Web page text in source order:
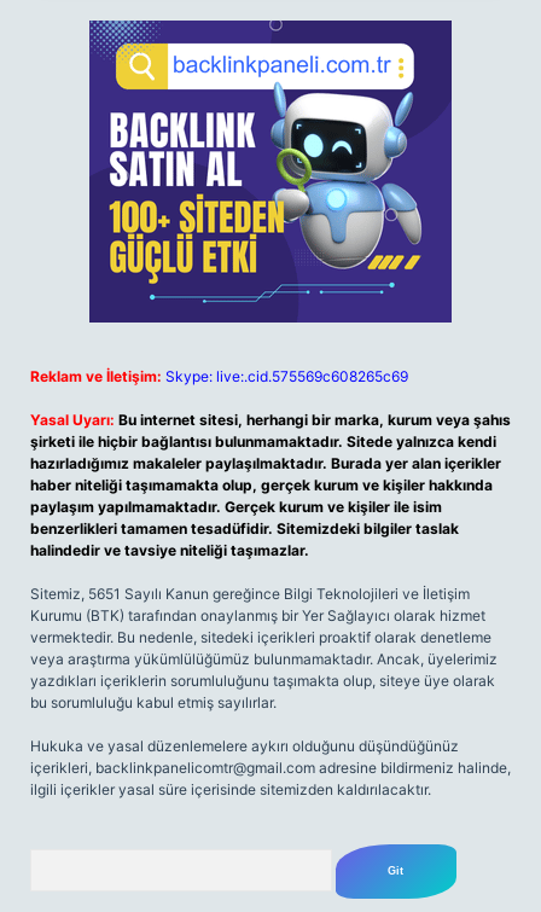
Reklam ve İletişim: Skype: live:.cid.575569c608265c69
Yasal Uyarı: Bu internet sitesi, herhangi bir marka, kurum veya şahıs
şirketi ile hiçbir bağlantısı bulunmamaktadır. Sitede yalnızca kendi
hazırladığımız makaleler paylaşılmaktadır. Burada yer alan içerikler
haber niteliği taşımamakta olup, gerçek kurum ve kişiler hakkında
paylaşım yapılmamaktadır. Gerçek kurum ve kişiler ile isim
benzerlikleri tamamen tesadüfidir. Sitemizdeki bilgiler taslak
halindedir ve tavsiye niteliği taşımazlar.
Sitemiz, 5651 Sayılı Kanun gereğince Bilgi Teknolojileri ve İletişim
Kurumu (BTK) tarafından onaylanmış bir Yer Sağlayıcı olarak hizmet
vermektedir. Bu nedenle, sitedeki içerikleri proaktif olarak denetleme
veya araştırma yükümlülüğümüz bulunmamaktadır. Ancak, üyelerimiz
yazdıkları içeriklerin sorumluluğunu taşımakta olup, siteye üye olarak
bu sorumluluğu kabul etmiş sayılırlar.
Hukuka ve yasal düzenlemelere aykırı olduğunu düşündüğünüz
içerikleri, backlinkpanelicomtr@gmail.com adresine bildirmeniz halinde,
ilgili içerikler yasal süre içerisinde sitemizden kaldırılacaktır.